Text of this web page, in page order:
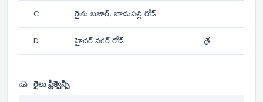
C రైతు బజార్, బాచుపల్లి రోడ్
D హైదర్ నగర్ రోడ్
రైలు ఫ్రీక్వెన్సీ